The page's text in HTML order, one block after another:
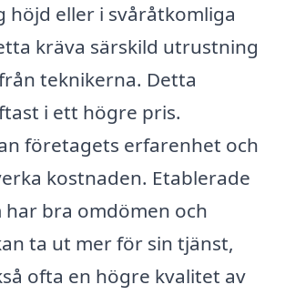
höjd eller i svåråtkomliga
kräva särskild utrustning
teknikerna. Detta
i ett högre pris.
företagets erfarenhet och
kostnaden. Etablerade
bra omdömen och
ta ut mer för sin tjänst,
ofta en högre kvalitet av